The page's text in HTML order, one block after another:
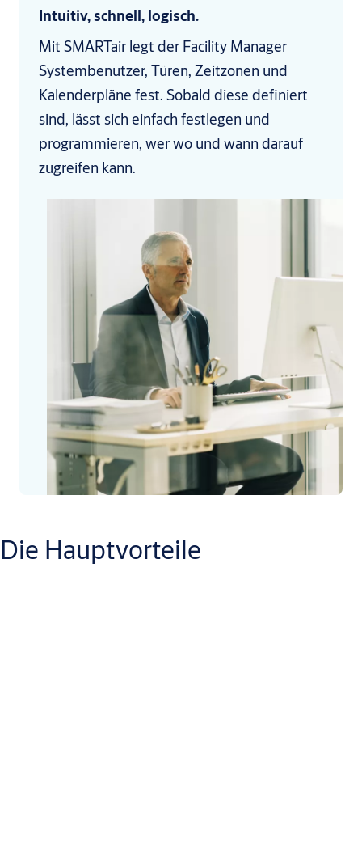
Intuitiv, schnell, logisch.
Mit SMARTair legt der Facility Manager
Systembenutzer, Türen, Zeitzonen und
Kalenderpläne fest. Sobald diese definiert
sind, lässt sich einfach festlegen und
programmieren, wer wo und wann darauf
zugreifen kann.
Die Hauptvorteile